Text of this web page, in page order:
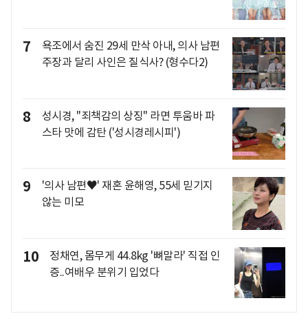
7
욕조에서 숨진 29세 만삭 아내, 의사 남편
주장과 달리 사인은 질식사? (형수다2)
8
성시경, "죄책감의 상징" 라면 투움바 파
스타 맛에 감탄 ('성시경레시피')
9
'의사 남편♥' 재혼 윤해영, 55세 믿기지
않는 미모
10
정채연, 몸무게 44.8kg '뼈말라' 직접 인
증..여배우 분위기 입었다